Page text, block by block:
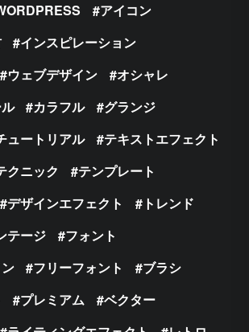
アイコン
インスピレーション
ウェブデザイン
オシャレ
カラフル
グランジ
ュートリアル
テキストエフェクト
クニック
テンプレート
デザインエフェクト
トレンド
テージ
フォント
フリーフォント
ブラシ
プレミアム
ベクター